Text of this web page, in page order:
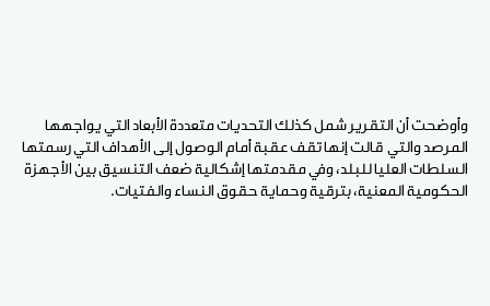
وأوضحت أن التقرير شمل كذلك التحديات متعددة الأبعاد التي يواجهها
المرصد والتي قالت إنها تقف عقبة أمام الوصول إلى الأهداف التي رسمتها
السلطات العليا للبلد، وفي مقدمتها إشكالية ضعف التنسيق بين الأجهزة
الحكومية المعنية، بترقية وحماية حقوق النساء والفتيات.